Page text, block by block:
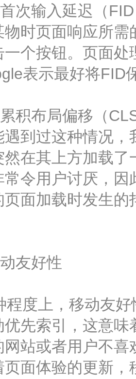
次输入延迟（FID
物时页面响应所
一个按钮。页面
表示最好将FID
积布局偏移（
遇到过这种情况
然在其上方加载
常令用户讨厌，
页面加载时发生
友好性
度上，移动友好
优先索引，这意
网站或者用户不
页面体验的更新